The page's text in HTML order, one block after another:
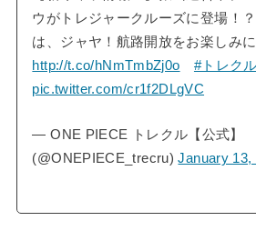
ウがトレジャークルーズに登場！
は、ジャヤ！航路開放をお楽しみ
http://t.co/hNmTmbZj0o
#トレクル
pic.twitter.com/cr1f2DLgVC
— ONE PIECE トレクル【公式】
(@ONEPIECE_trecru)January 13,